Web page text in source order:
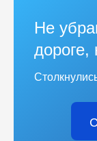
Не
дороге,